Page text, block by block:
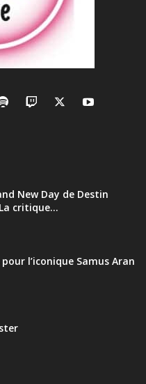
New Day de Destin
critique...
l’iconique Samus Aran